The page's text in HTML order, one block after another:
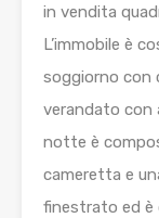
in vendita
L’immobile è
soggiorno con
verandato con
notte è
cameretta e
finestrato ed è